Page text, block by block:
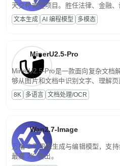
天交付完整项目。胜任法律、金融
话端到端交付生产级成果。原生视觉
程，支持超长文档与长视频的深度语
文本生成 AI 编程模型 多模态
MinerU2.5-Pro
MinerU2.5-Pro是一款面向复杂文档
够从图片和文档中识别文字、理解
为便于存储、检索和二次处理的结构
8K 多语言 文档处理/OCR
Wan2.7-Image
万相 2.7 图像生成与编辑模型，支
最高 2K 输出。